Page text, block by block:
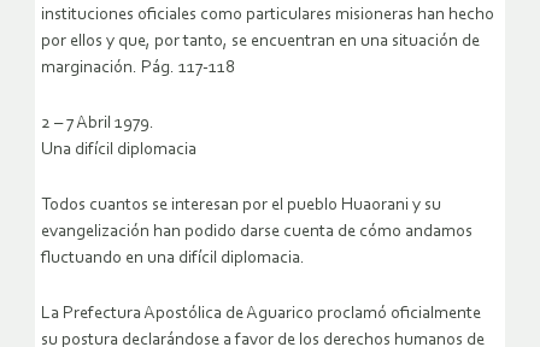
instituciones oficiales como particulares misioneras han hecho
por ellos y que, por tanto, se encuentran en una situación de
marginación. Pág. 117-118
2 – 7 Abril 1979.
Una difícil diplomacia
Todos cuantos se interesan por el pueblo Huaorani y su
evangelización han podido darse cuenta de cómo andamos
fluctuando en una difícil diplomacia.
La Prefectura Apostólica de Aguarico proclamó oficialmente
su postura declarándose a favor de los derechos humanos de